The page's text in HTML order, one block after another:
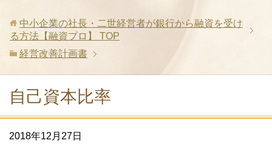
中小企業の社長・二世経営者が銀行から融資を受け
る方法【融資プロ】
TOP
経営改善計画書
自己資本比率
2018年12月27日